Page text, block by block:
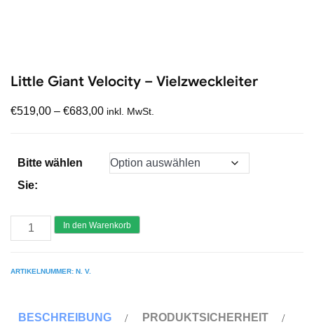
Little Giant Velocity – Vielzweckleiter
€519,00 – €683,00 inkl. MwSt.
Bitte wählen
Sie:
Little
Giant
Menge
In den Warenkorb
ARTIKELNUMMER: N. V.
BESCHREIBUNG PRODUKTSICHERHEIT